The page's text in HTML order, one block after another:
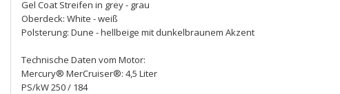
Gel Coat Streifen in grey - grau
Oberdeck: White - weiß
Polsterung: Dune - hellbeige mit dunkelbraunem Akzent
Technische Daten vom Motor:
Mercury® MerCruiser®: 4,5 Liter
PS/kW 250 / 184